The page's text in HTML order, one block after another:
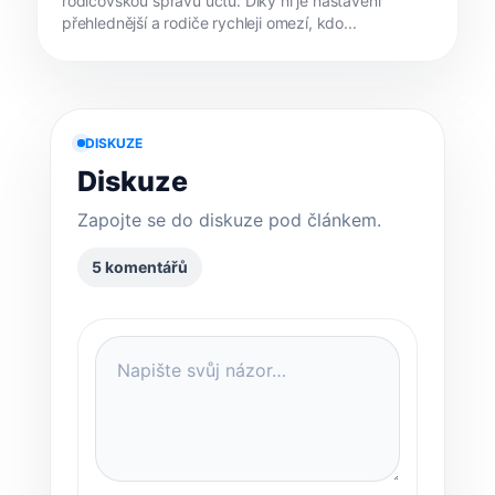
přehlednější a rodiče rychleji omezí, kdo...
DISKUZE
Diskuze
Zapojte se do diskuze pod článkem.
5 komentářů